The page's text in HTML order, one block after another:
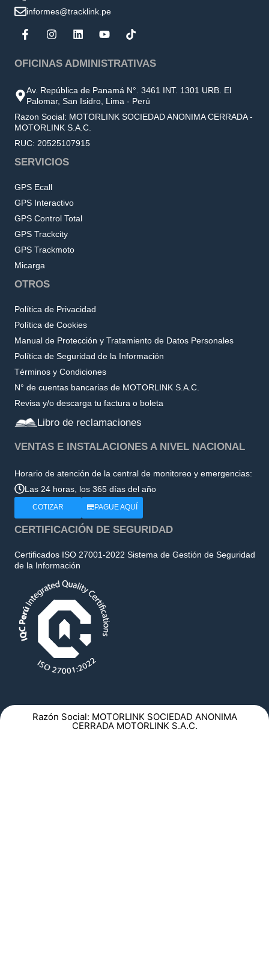
informes@tracklink.pe
OFICINAS ADMINISTRATIVAS
Av. República de Panamá N°. 3461 INT. 1301 URB. El
Palomar, San Isidro, Lima - Perú
Razon Social: MOTORLINK SOCIEDAD ANONIMA CERRADA -
MOTORLINK S.A.C.
RUC: 20525107915
SERVICIOS
GPS Ecall
GPS Interactivo
GPS Control Total
GPS Trackcity
GPS Trackmoto
Micarga
OTROS
Política de Privacidad
Política de Cookies
Manual de Protección y Tratamiento de Datos Personales
Política de Seguridad de la Información
Términos y Condiciones
N° de cuentas bancarias de MOTORLINK S.A.C.
Revisa y/o descarga tu factura o boleta
Libro de reclamaciones
VENTAS E INSTALACIONES A NIVEL NACIONAL
Horario de atención de la central de monitoreo y emergencias:
Las 24 horas, los 365 días del año
COTIZAR PAGUE AQUÍ
CERTIFICACIÓN DE SEGURIDAD
Certificados ISO 27001-2022 Sistema de Gestión de Seguridad
de la Información
Razón Social: MOTORLINK SOCIEDAD ANONIMA
CERRADA MOTORLINK S.A.C.